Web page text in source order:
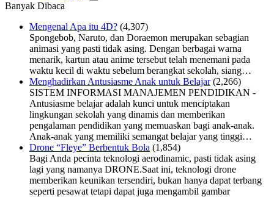
Banyak Dibaca
Mengenal Apa itu 4D? (4,307)
Spongebob, Naruto, dan Doraemon merupakan sebagian
animasi yang pasti tidak asing. Dengan berbagai warna
menarik, kartun atau anime tersebut telah menemani pada
waktu kecil di waktu sebelum berangkat sekolah, siang…
Menghadirkan Antusiasme Anak untuk Belajar (2,266)
SISTEM INFORMASI MANAJEMEN PENDIDIKAN -
Antusiasme belajar adalah kunci untuk menciptakan
lingkungan sekolah yang dinamis dan memberikan
pengalaman pendidikan yang memuaskan bagi anak-anak.
Anak-anak yang memiliki semangat belajar yang tinggi…
Drone “Fleye” Berbentuk Bola (1,854)
Bagi Anda pecinta teknologi aerodinamic, pasti tidak asing
lagi yang namanya DRONE.Saat ini, teknologi drone
memberikan keunikan tersendiri, bukan hanya dapat terbang
seperti pesawat tetapi dapat juga mengambil gambar